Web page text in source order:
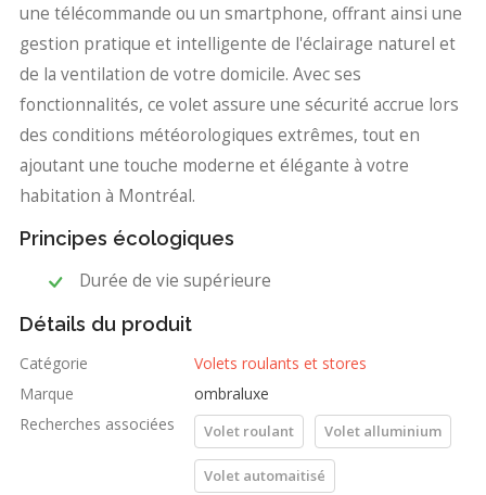
une télécommande ou un smartphone, offrant ainsi une
gestion pratique et intelligente de l'éclairage naturel et
de la ventilation de votre domicile. Avec ses
fonctionnalités, ce volet assure une sécurité accrue lors
des conditions météorologiques extrêmes, tout en
ajoutant une touche moderne et élégante à votre
habitation à Montréal.
Principes écologiques
Durée de vie supérieure
Détails du produit
Catégorie
Volets roulants et stores
Marque
ombraluxe
Recherches associées
Volet roulant Volet alluminium
Volet automaitisé